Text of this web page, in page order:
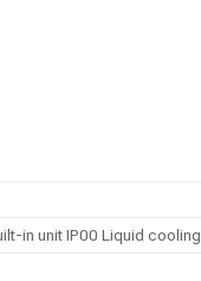
in unit IP00 Liquid cooling